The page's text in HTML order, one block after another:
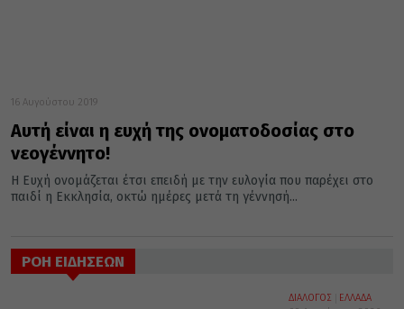
16 Αυγούστου 2019
Αυτή είναι η ευχή της ονοματοδοσίας στο
νεογέννητο!
Η Ευχή ονομάζεται έτσι επειδή με την ευλογία που παρέχει στο
παιδί η Εκκλησία, οκτώ ημέρες μετά τη γέννησή...
ΡΟΗ ΕΙΔΗΣΕΩΝ
ΔΙΑΛΟΓΟΣ
ΕΛΛΑΔΑ